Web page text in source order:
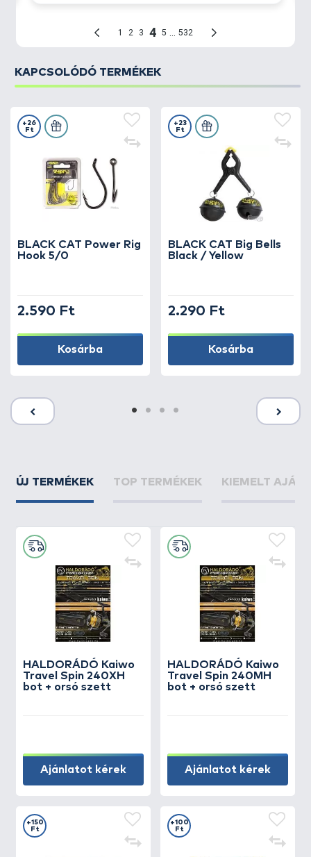
KAPCSOLÓDÓ TERMÉKEK
BLACK CAT Power Rig
Hook 5/0
+26
Ft
2.590 Ft
Kosárba
BLACK CAT Big Bells
Black / Yellow
+23
Ft
2.290 Ft
Kosárba
ÚJ TERMÉKEK TOP TERMÉKEK KIEMELT
HALDORÁDÓ Kaiwo
Travel Spin 240XH
bot + orsó szett
Ajánlatot kérek
HALDORÁDÓ Kaiwo
Travel Spin 240MH
bot + orsó szett
Ajánlatot kérek
+150
Ft
+100
Ft